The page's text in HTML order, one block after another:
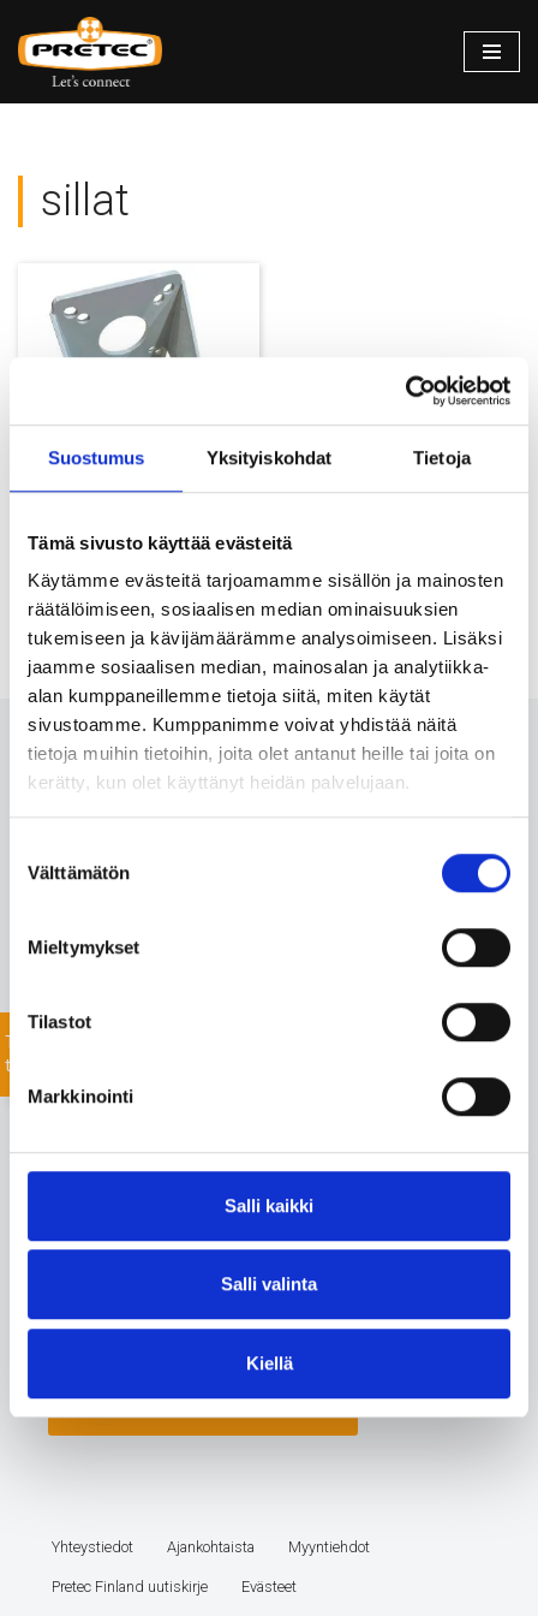
Suostumus Yksityiskohdat Tietoja
Tämä sivusto käyttää evästeitä
Käytämme evästeitä tarjoamamme sisällön ja mainosten
räätälöimiseen, sosiaalisen median ominaisuuksien
tukemiseen ja kävijämäärämme analysoimiseen. Lisäksi
jaamme sosiaalisen median, mainosalan ja analytiikka-
alan kumppaneillemme tietoja siitä, miten käytät
sivustoamme. Kumppanimme voivat yhdistää näitä
tietoja muihin tietoihin, joita olet antanut heille tai joita on
kerätty, kun olet käyttänyt heidän palvelujaan.
valinta
Välttämätön
Mieltymykset
Tilastot
Markkinointi
Salli kaikki
Salli valinta
Kiellä
Siirry
suoraan
sillat
Seinäkiinnike valaisinpylväälle
Ota meihin yhteyttä 24/7
projektiisi sopivat tuotteet nopealla toimitusajalla. Myös
listaamattomien tuotteiden toimitus onnistuu mittavan
Jätä yhteydenottopyyntö helposti tässä, niin
Tiedustele
tuotteista
Yhteystiedot Ajankohtaista Myyntiehdot
Pretec Finland uutiskirje Evästeet